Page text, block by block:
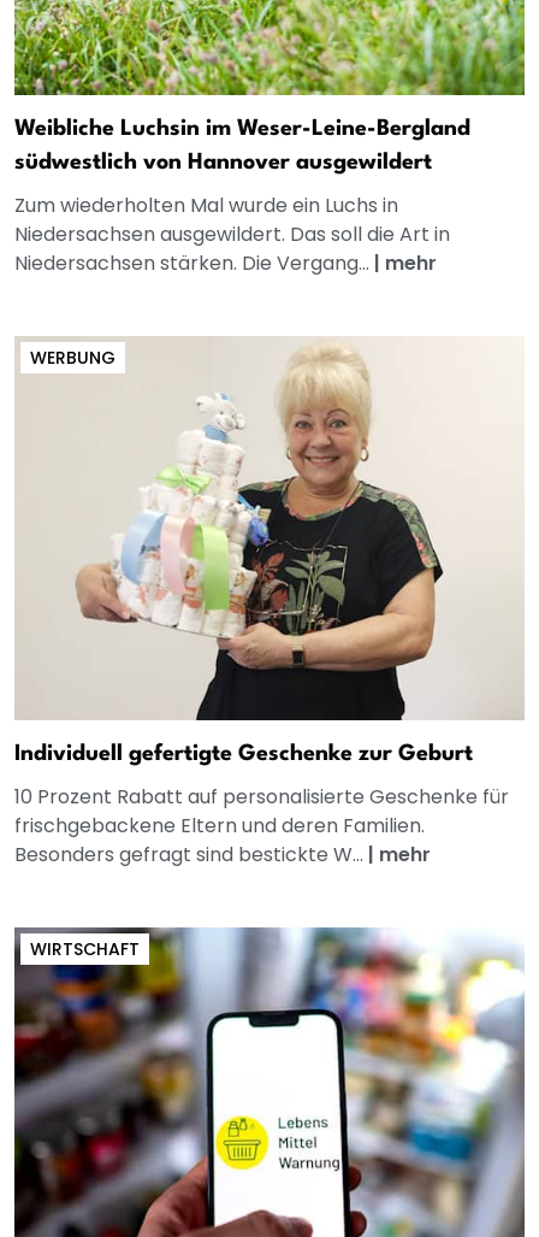
Weibliche Luchsin im Weser-Leine-Bergland
südwestlich von Hannover ausgewildert
Zum wiederholten Mal wurde ein Luchs in
Niedersachsen ausgewildert. Das soll die Art in
Niedersachsen stärken. Die Vergang... | mehr
WERBUNG
Individuell gefertigte Geschenke zur Geburt
10 Prozent Rabatt auf personalisierte Geschenke für
frischgebackene Eltern und deren Familien.
Besonders gefragt sind bestickte W... | mehr
WIRTSCHAFT